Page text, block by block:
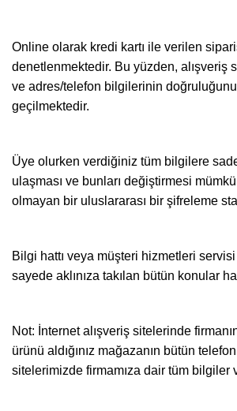
Online olarak kredi kartı ile verilen
denetlenmektedir. Bu yüzden,
ve adres/telefon bilgilerinin
geçilmektedir.
Üye olurken verdiğiniz tüm bilgilere
ulaşması ve bunları değiştirmesi
olmayan bir uluslararası bir şifreleme
Bilgi hattı veya müşteri hizmetleri
sayede aklınıza takılan bütün konular
Not: İnternet alışveriş sitelerinde
ürünü aldığınız mağazanın bütün
sitelerimizde firmamıza dair tüm bilgiler